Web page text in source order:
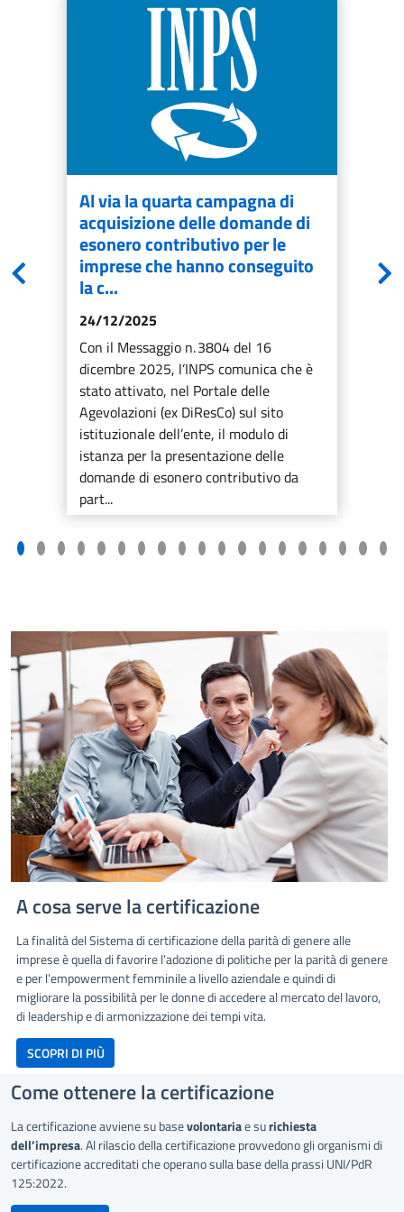
Al via la quarta campagna di
acquisizione delle domande di
esonero contributivo per le
imprese che hanno conseguito
la c...
24/12/2025
Con il Messaggio n. 3804 del 16
dicembre 2025, l’INPS comunica che è
stato attivato, nel Portale delle
Agevolazioni (ex DiResCo) sul sito
istituzionale dell’ente, il modulo di
istanza per la presentazione delle
domande di esonero contributivo da
part...
A cosa serve la certificazione
La finalità del Sistema di certificazione della parità di genere alle
imprese è quella di favorire l’adozione di politiche per la parità di genere
e per l’empowerment femminile a livello aziendale e quindi di
migliorare la possibilità per le donne di accedere al mercato del lavoro,
di leadership e di armonizzazione dei tempi vita.
SCOPRI DI PIÙ bottone scopri di più
Come ottenere la certificazione
La certificazione avviene su basevolontariae surichiesta
dell’impresa. Al rilascio della certificazione provvedono gli organismi di
certificazione accreditati che operano sulla base della prassi UNI/PdR
125:2022.